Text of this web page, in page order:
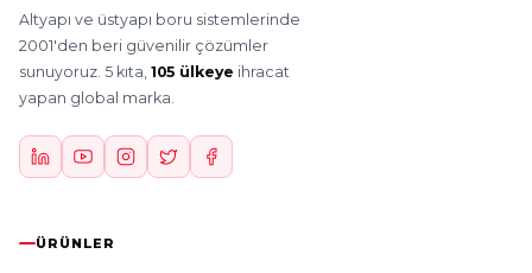
Altyapı ve üstyapı boru sistemlerinde
2001'den beri güvenilir çözümler
sunuyoruz. 5 kıta, 105 ülkeye ihracat
yapan global marka.
ÜRÜNLER